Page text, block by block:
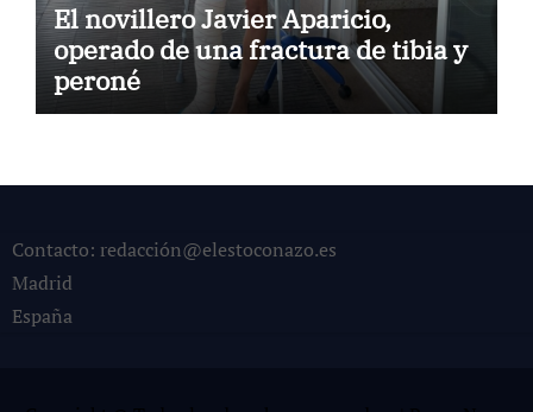
El novillero Javier Aparicio,
operado de una fractura de tibia y
peroné
Contacto: redacción@elestoconazo.es
Madrid
España